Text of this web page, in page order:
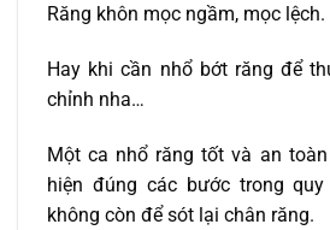
Răng khôn mọc ngầm, mọc lệch.
Hay khi cần nhổ bớt răng để
chỉnh nha…
Một ca nhổ răng tốt và an
hiện đúng các bước trong
không còn để sót lại chân răng.